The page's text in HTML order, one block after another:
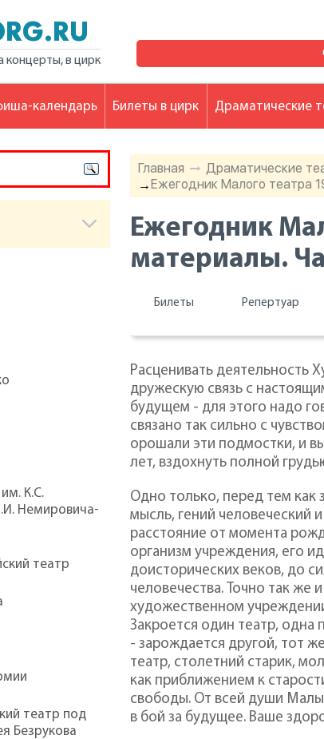
концерты, в цирк
Главная Драматические
→Ежегодник Малого театра
Ежегодник
материалы.
Билеты Репертуар
Расценивать деятельность
дружескую связь с
будущем - для этого надо
связано так сильно с
орошали эти подмостки, и
лет, вздохнуть полной
Одно только, перед тем как
мысль, гений человеческий
расстояние от момента
организм учреждения, его
доисторических веков, до
человечества. Точно так же
художественном
Закроется один театр,
- зарождается другой, тот
театр, столетний старик,
как приближением к
свободы. От всей души
в бой за будущее. Ваше
К.С.
Немировича-
театр
театр под
Безрукова
календарь Билеты в цирк Драматические